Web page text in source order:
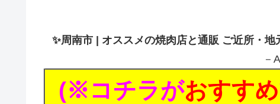
✨周南市 | オススメの焼肉店と通販 ご近所・
－
(※コチラがおすすめ